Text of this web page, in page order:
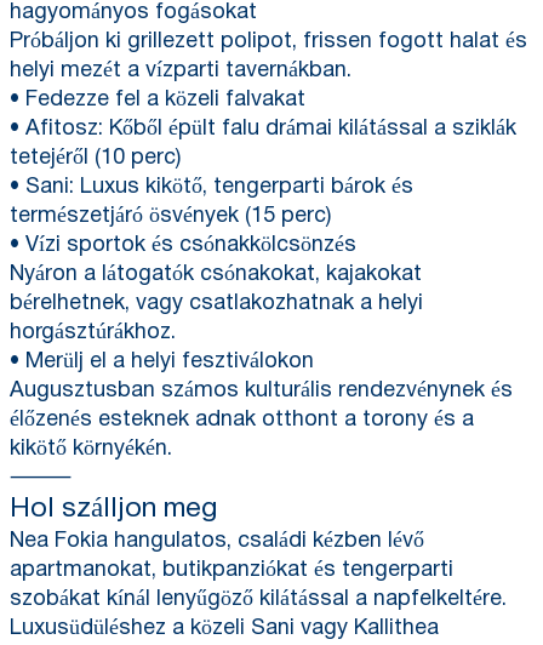
hagyományos fogásokat
Próbáljon ki grillezett polipot, frissen fogott halat és
helyi mezét a vízparti tavernákban.
• Fedezze fel a közeli falvakat
• Afitosz: Kőből épült falu drámai kilátással a sziklák
tetejéről (10 perc)
• Sani: Luxus kikötő, tengerparti bárok és
természetjáró ösvények (15 perc)
• Vízi sportok és csónakkölcsönzés
Nyáron a látogatók csónakokat, kajakokat
bérelhetnek, vagy csatlakozhatnak a helyi
horgásztúrákhoz.
• Merülj el a helyi fesztiválokon
Augusztusban számos kulturális rendezvénynek és
élőzenés esteknek adnak otthont a torony és a
kikötő környékén.
⸻
Hol szálljon meg
Nea Fokia hangulatos, családi kézben lévő
apartmanokat, butikpanziókat és tengerparti
szobákat kínál lenyűgöző kilátással a napfelkeltére.
Luxusüdüléshez a közeli Sani vagy Kallithea